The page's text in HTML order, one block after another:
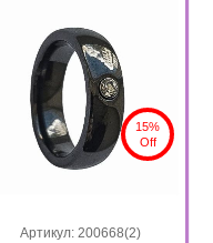
15%
Off
Артикул: 200668(2)